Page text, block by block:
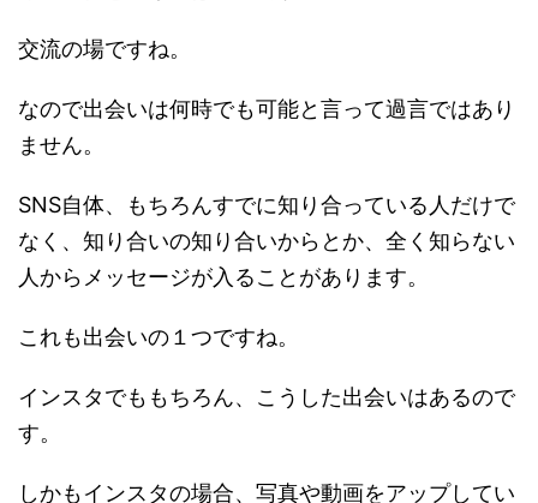
交流の場ですね。
なので出会いは何時でも可能と言って過言ではあり
ません。
SNS自体、もちろんすでに知り合っている人だけで
なく、知り合いの知り合いからとか、全く知らない
人からメッセージが入ることがあります。
これも出会いの１つですね。
インスタでももちろん、こうした出会いはあるので
す。
しかもインスタの場合、写真や動画をアップしてい